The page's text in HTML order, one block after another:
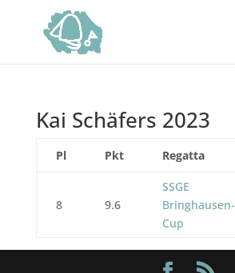
Kai Schäfers 2023
Pl Pkt Regatta
8 9.6
SSGE
Bringhausen-
Cup